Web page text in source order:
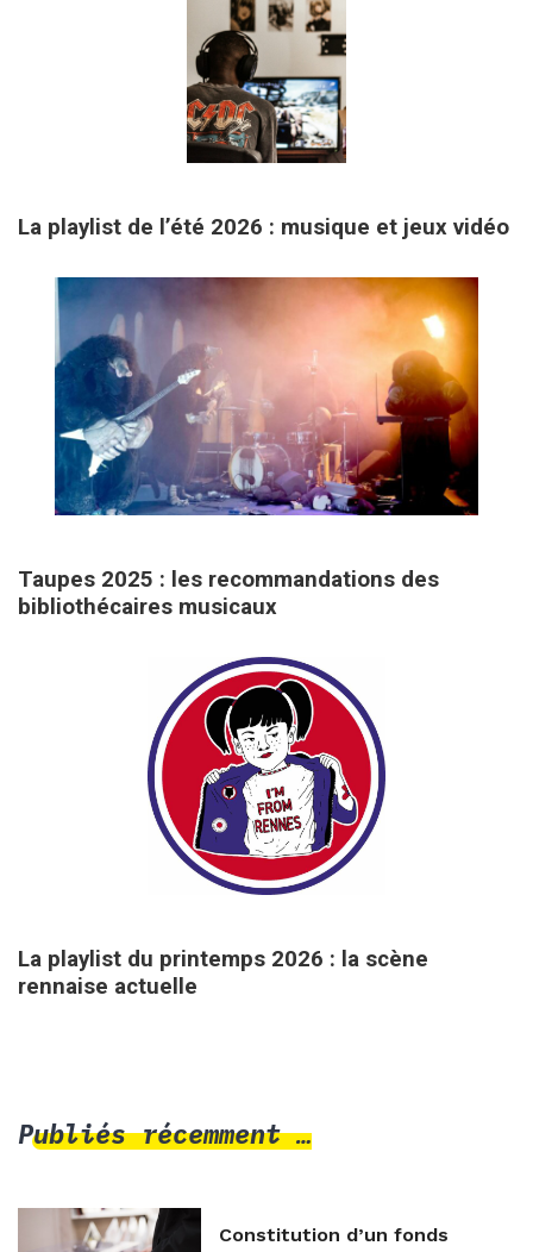
La playlist de l’été 2026 : musique et jeux vidéo
Taupes 2025 : les recommandations des
bibliothécaires musicaux
La playlist du printemps 2026 : la scène
rennaise actuelle
Publiés récemment …
Constitution d’un fonds